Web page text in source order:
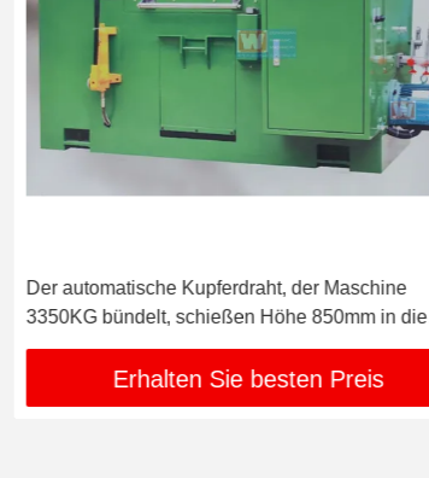
Der automatische Kupferdraht, der Maschine
3350KG bündelt, schießen Höhe 850mm in die
Höhe
Erhalten Sie besten Preis